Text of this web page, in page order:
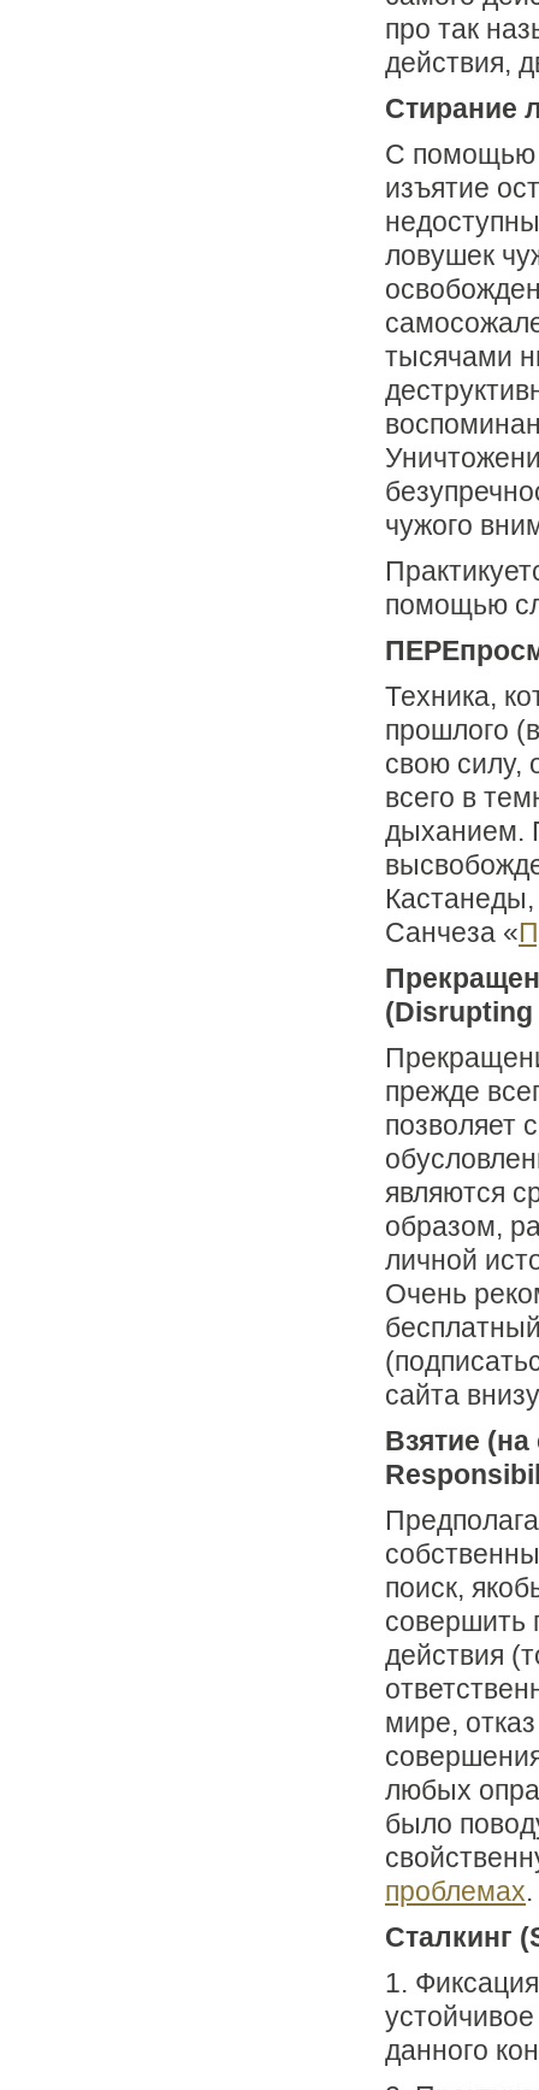
про так
действия,
Стиpание
С помощью
изъятие
ловушек
тысячами
чужого
помощью
Техника,
прошлого
свою силу,
всего в
дыханием.
Кастанеды,
Санчеза «
прежде
позволяет
являются
образом,
личной
Очень
сайта
Взятие
поиск,
совершить
действия
мире,
любых
было
проблемах.
Сталкинг
1.
данного